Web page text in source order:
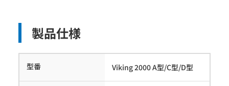
製品仕様
型番 Viking 2000 A型/C型/D型